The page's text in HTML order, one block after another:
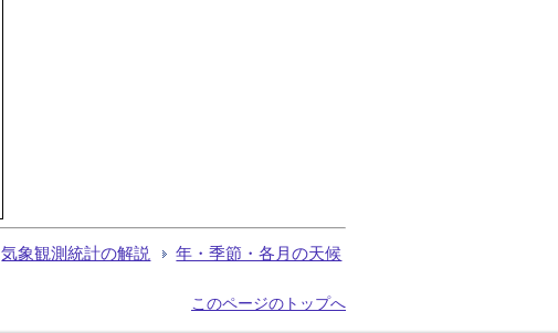
気象観測統計の解説 年・季節・各月の天候
このページのトップへ